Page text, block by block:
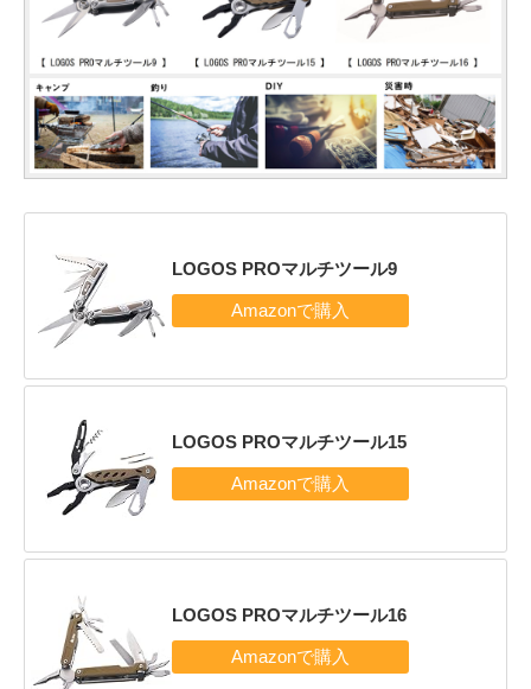
LOGOS PROマルチツール9
LOGOS PROマルチツール15
LOGOS PROマルチツール16